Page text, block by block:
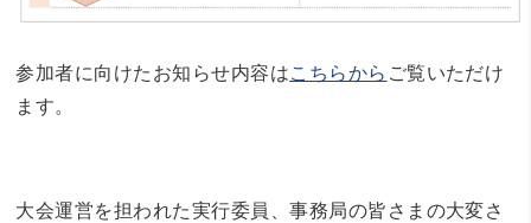
参加者に向けたお知らせ内容はこちらから ご覧いただけ
ます。
大会運営を担われた実行委員、事務局の皆さまの大変さ